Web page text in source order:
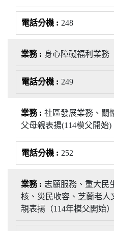
248
身心障礙福利業務
249
社區發展業務、關
父母親表揚(114模父開始)
252
志願服務、重大民
核、災民收容、芝蘭老人
親表揚（114年模父開始）